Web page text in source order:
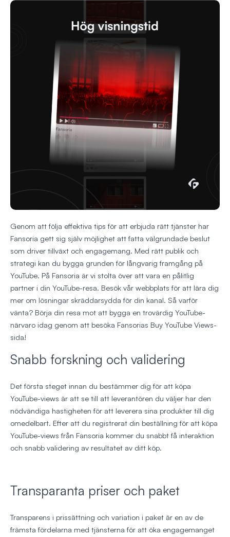
Genom att följa effektiva tips för att erbjuda rätt tjänster har
Fansoria gett sig själv möjlighet att fatta välgrundade beslut
som driver tillväxt och engagemang. Med rätt publik och
strategi kan du bygga grunden för långvarig framgång på
YouTube. På Fansoria är vi stolta över att vara en pålitlig
partner i din YouTube-resa. Besök vår webbplats för att lära dig
mer om lösningar skräddarsydda för din kanal. Så varför
vänta? Börja din resa mot att bygga en trovärdig YouTube-
närvaro idag genom att besöka Fansorias Buy YouTube Views-
sida!
Snabb forskning och validering
Det första steget innan du bestämmer dig för att köpa
YouTube-views är att se till att leverantören du väljer har den
nödvändiga hastigheten för att leverera sina produkter till dig
omedelbart. Efter att du registrerat din beställning för att köpa
YouTube-views från Fansoria kommer du snabbt få interaktion
och snabb validering av resultatet av ditt köp.
Transparanta priser och paket
Transparens i prissättning och variation i paket är en av de
främsta fördelarna med tjänsterna för att öka engagemanget